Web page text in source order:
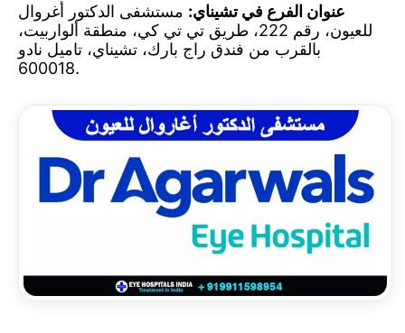
عنوان الفرع في تشيناي: مستشفى الدكتور أغروال
للعيون، رقم 222، طريق تي تي كي، منطقة ألواربيت،
بالقرب من فندق راج بارك، تشيناي، تاميل نادو
600018.